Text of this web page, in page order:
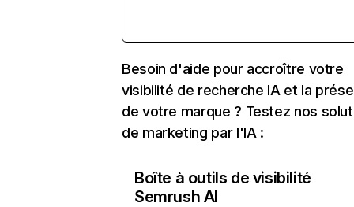
Besoin d'aide pour accroître votre
visibilité de recherche IA et la
de votre marque ? Testez nos
de marketing par l'IA :
Boîte à outils de visibilité
Semrush AI